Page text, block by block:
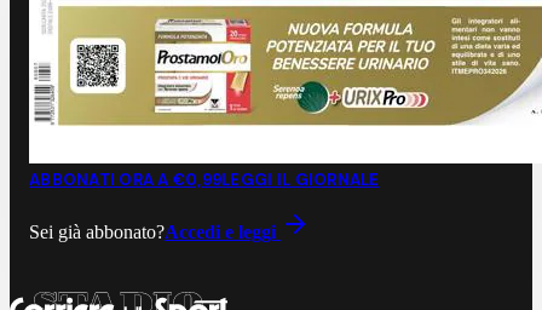
ABBONATI ORA A €0,99LEGGI IL GIORNALE
Sei già abbonato?Accedi e leggi